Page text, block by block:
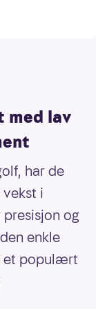
med lav
har de
i
og
enkle
et populært